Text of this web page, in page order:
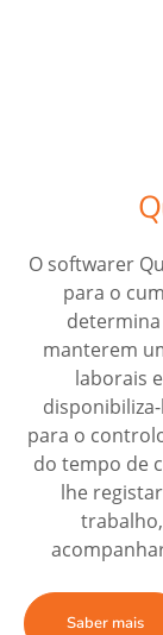
O softwarer
para o
manterem
laborais
para o
do tempo de
lhe
Saber mais